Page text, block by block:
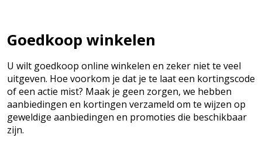
Goedkoop winkelen
U wilt goedkoop online winkelen en zeker niet te veel
uitgeven. Hoe voorkom je dat je te laat een kortingscode
of een actie mist? Maak je geen zorgen, we hebben
aanbiedingen en kortingen verzameld om te wijzen op
geweldige aanbiedingen en promoties die beschikbaar
zijn.